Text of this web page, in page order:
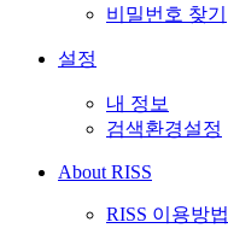
비밀번호 찾기
설정
내 정보
검색환경설정
About RISS
RISS 이용방법